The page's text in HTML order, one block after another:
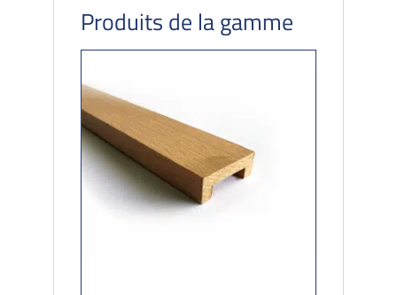
Produits de la gamme